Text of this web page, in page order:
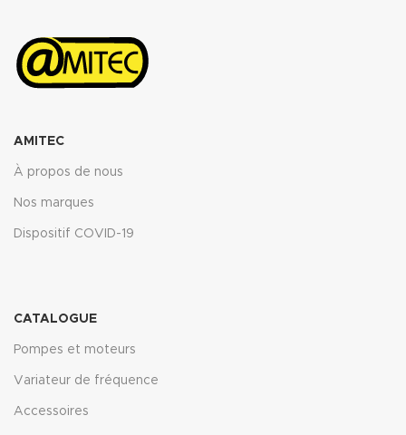
AMITEC
À propos de nous
Nos marques
Dispositif COVID-19
CATALOGUE
Pompes et moteurs
Variateur de fréquence
Accessoires